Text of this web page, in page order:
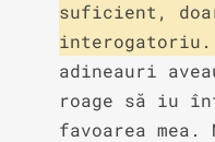
suficient,
interogatoriu.
adineauri
roage să iu
favoarea